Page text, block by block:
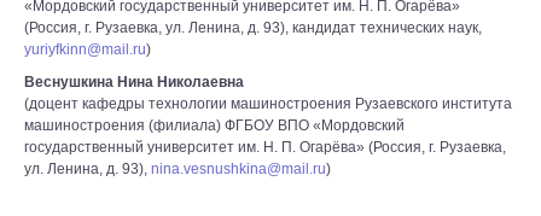
«Мордовский государственный университет им. Н. П. Огарёва»
(Россия, г. Рузаевка, ул. Ленина, д. 93), кандидат технических наук,
yuriyfkinn@mail.ru)
Веснушкина Нина Николаевна
(доцент кафедры технологии машиностроения Рузаевского института
машиностроения (филиала) ФГБОУ ВПО «Мордовский
государственный университет им. Н. П. Огарёва» (Россия, г. Рузаевка,
ул. Ленина, д. 93), nina.vesnushkina@mail.ru)